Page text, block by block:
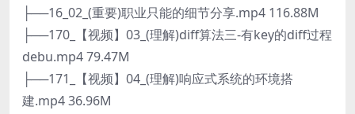
├──16_02_(重要)职业只能的细节分享.mp4 116.88M
├──170_【视频】03_(理解)diff算法三-有key的diff过程
debu.mp4 79.47M
├──171_【视频】04_(理解)响应式系统的环境搭
建.mp4 36.96M